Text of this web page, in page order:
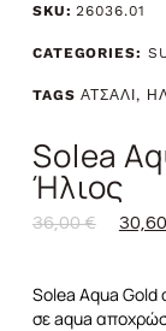
SKU:26036.01
CATEGORIES:
TAGS ΑΤΣΑΛΙ,
Solea
Ήλιος
36,00€ 30,60
Solea Aqua Gold
σε aqua